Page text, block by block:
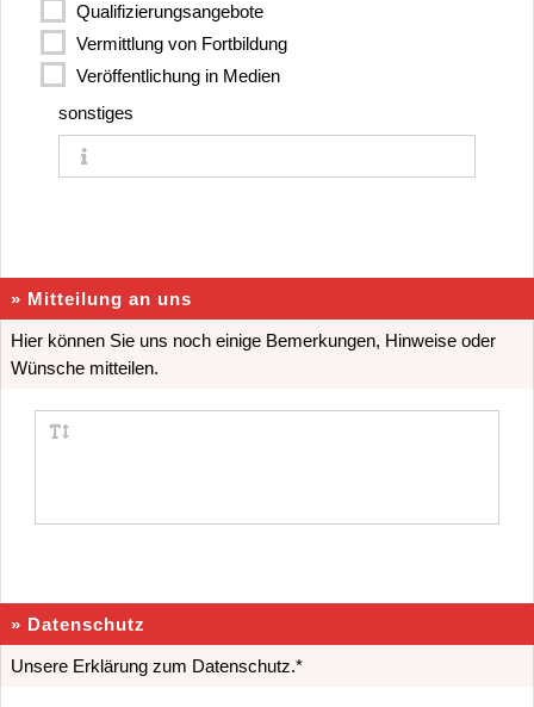
Qualifizierungsangebote
Vermittlung von Fortbildung
Veröffentlichung in Medien
sonstiges
» Mitteilung an uns
Hier können Sie uns noch einige Bemerkungen, Hinweise oder
Wünsche mitteilen.
» Datenschutz
Unsere Erklärung zum Datenschutz.*